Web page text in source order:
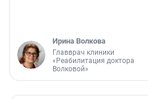
Ирина Волкова
Главврач клиники
«Реабилитация доктора
Волковой»